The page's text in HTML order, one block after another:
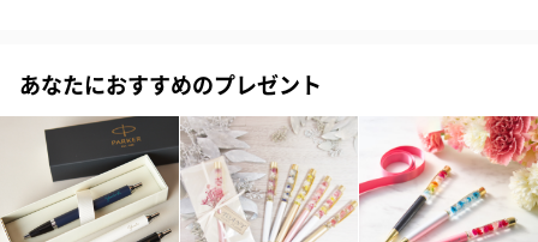
工程をトータル半年掛けて施しています。
一般のセルロイド等のペンですと、約2cm四方の角材を旋盤等で
くり抜いたりしていますが、プラチナ万年筆ではこの様に巻く独
自の方法をとり続けています。
そのため巻いている合わせ目がボディーにでますが、逆に言えば
あなたにおすすめのプレゼント